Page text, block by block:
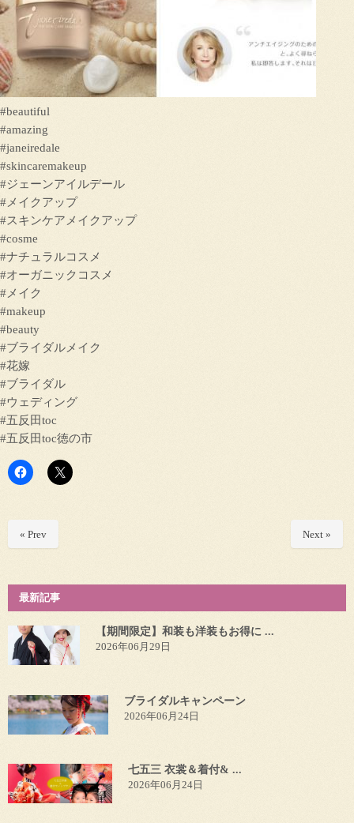
#beautiful
#amazing
#janeiredale
#skincaremakeup
#ジェーンアイルデール
#メイクアップ
#スキンケアメイクアップ
#cosme
#ナチュラルコスメ
#オーガニックコスメ
#メイク
#makeup
#beauty
#ブライダルメイク
#花嫁
#ブライダル
#ウェディング
#五反田toc
#五反田toc徳の市
« Prev Next »
最新記事
【期間限定】和装も洋装もお得に ...
2026年06月29日
ブライダルキャンペーン
2026年06月24日
七五三 衣裳＆着付& ...
2026年06月24日